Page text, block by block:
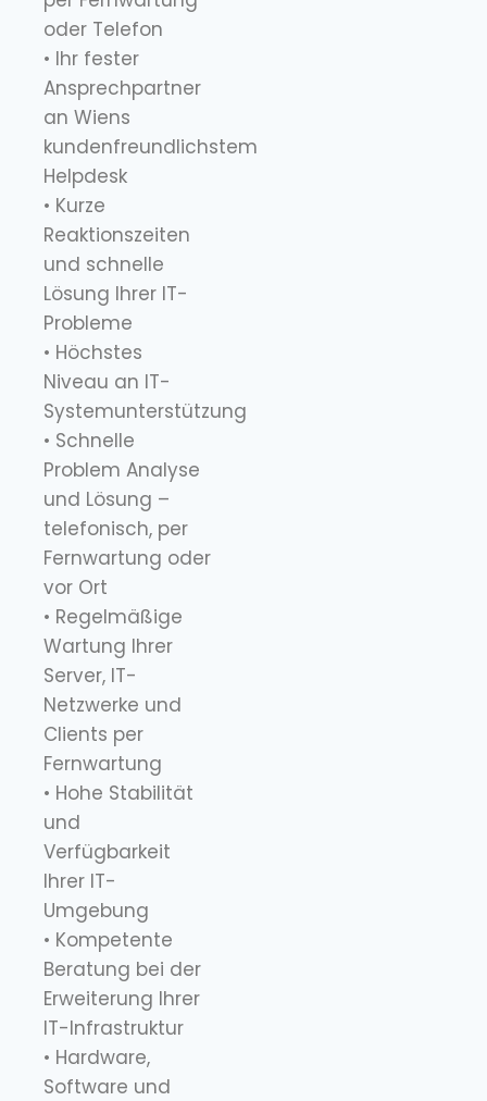
oder Telefon
• Ihr fester
Ansprechpartner
an Wiens
kundenfreundlichstem
Helpdesk
• Kurze
Reaktionszeiten
und schnelle
Lösung Ihrer IT-
Probleme
• Höchstes
Niveau an IT-
Systemunterstützung
• Schnelle
Problem Analyse
und Lösung –
telefonisch, per
Fernwartung oder
vor Ort
• Regelmäßige
Wartung Ihrer
Server, IT-
Netzwerke und
Clients per
Fernwartung
• Hohe Stabilität
und
Verfügbarkeit
Ihrer IT-
Umgebung
• Kompetente
Beratung bei der
Erweiterung Ihrer
IT-Infrastruktur
• Hardware,
Software und